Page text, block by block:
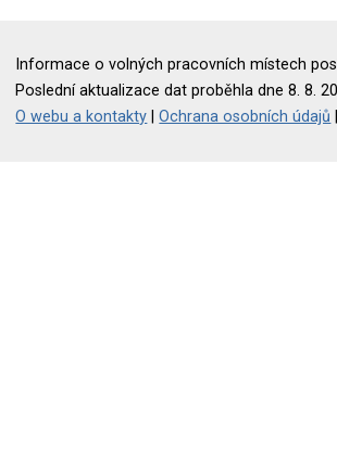
Informace o volných pracovních místech
Poslední aktualizace dat proběhla dne 8. 8.
O webu a kontakty |Ochrana osobních údajů